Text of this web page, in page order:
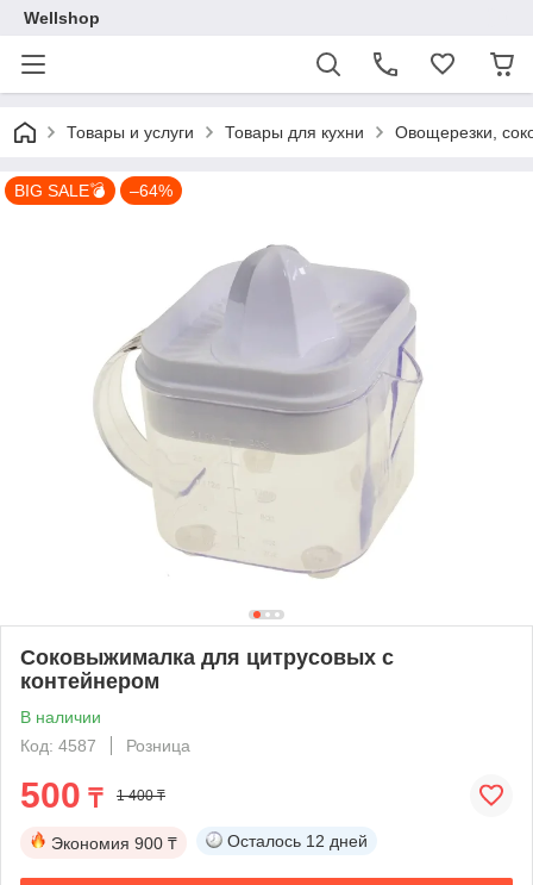
Wellshop
Товары и услуги Товары для кухни Овощерезки,
BIG SALE💣 –64%
Соковыжималка для цитрусовых с
контейнером
В наличии
Код: 4587
Розница
500 ₸ 1 400 ₸
Экономия 900 ₸ Осталось 12 дней